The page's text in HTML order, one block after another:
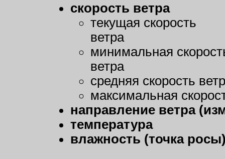
скорость ветра
текущая скорость
ветра
минимальная
ветра
средняя скорость
максимальная
направление ветра
температура
влажность (точка